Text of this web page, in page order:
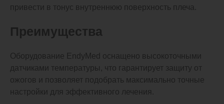
привести в тонус внутреннюю поверхность плеча.
Преимущества
Оборудование EndyMed оснащено высокоточными
датчиками температуры, что гарантирует защиту от
ожогов и позволяет подобрать максимально точные
настройки для эффективного лечения.